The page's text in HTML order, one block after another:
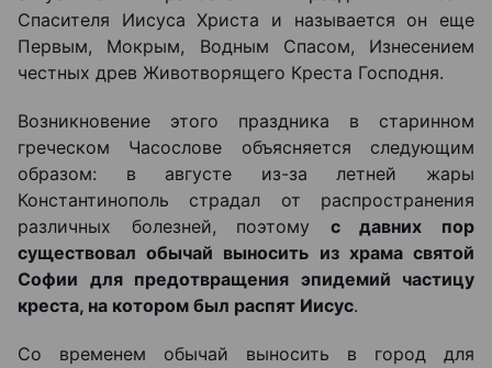
Спасителя Иисуса Христа и называется он еще
Первым, Мокрым, Водным Спасом, Изнесением
честных древ Животворящего Креста Господня.
Возникновение этого праздника в старинном
греческом Часослове объясняется следующим
образом: в августе из-за летней жары
Константинополь страдал от распространения
различных болезней, поэтому с давних пор
существовал обычай выносить из храма святой
Софии для предотвращения эпидемий частицу
креста, на котором был распят Иисус.
Со временем обычай выносить в город для